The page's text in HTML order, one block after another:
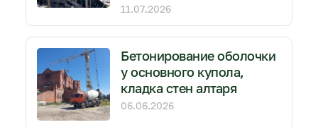
11.07.2026
Бетонирование оболочки
у основного купола,
кладка стен алтаря
06.06.2026